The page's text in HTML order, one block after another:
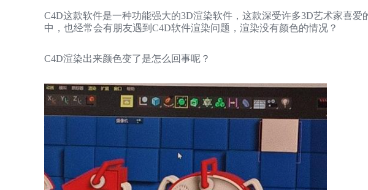
C4D这款软件是一种功能强大的3D渲染软件，这款深受许多3D艺术家喜爱
中，也经常会有朋友遇到C4D软件渲染问题，渲染没有颜色的情况？
C4D渲染出来颜色变了是怎么回事呢？